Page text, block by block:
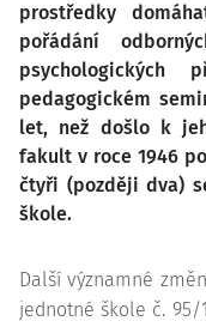
prostředky
pořádání
pedagogickém
let, než došlo k
fakult v roce 1946
čtyři (později dva)
škole.
Další významné
jednotné škole č. 95/